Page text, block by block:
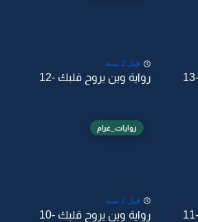
رواية وين يروح قلبك -13
قبل 2 سنة
رواية وين يروح قلبك -12
روايات_غرام
قبل 2 سنة
رواية وين يروح قلبك -10